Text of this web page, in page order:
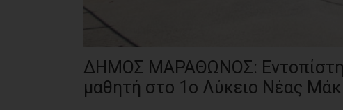
ΑΠΟΣΤΟΛΗ
ΔΗΜΟΣ ΜΑΡΑΘΩΝΟΣ:
μαθητή στο 1ο Λύκειο Νέας